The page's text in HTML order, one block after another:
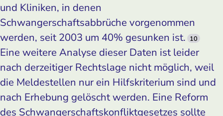
und Kliniken, in denen
Schwangerschaftsabbrüche vorgenommen
werden, seit 2003 um 40% gesunken ist. 10
Eine weitere Analyse dieser Daten ist leider
nach derzeitiger Rechtslage nicht möglich, weil
die Meldestellen nur ein Hilfskriterium sind und
nach Erhebung gelöscht werden. Eine Reform
des Schwangerschaftskonfliktgesetzes sollte